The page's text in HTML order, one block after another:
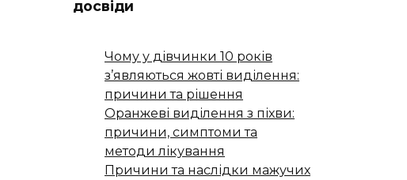
досвіди
Чому у дівчинки 10 років
з’являються жовті виділення:
причини та рішення
Оранжеві виділення з піхви:
причини, симптоми та
методи лікування
Причини та наслідки мажучих